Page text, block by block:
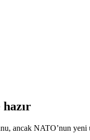
ancak NATO’nun